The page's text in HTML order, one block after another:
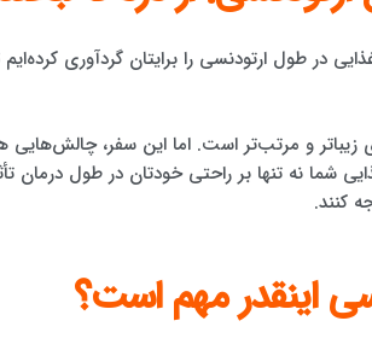
در طول ارتودنسی را برایتان گردآوری کرده‌ایم
و مرتب‌تر است. اما این سفر، چالش‌هایی
شما نه تنها بر راحتی خودتان در طول درمان
کنند.
اینقدر مهم است؟